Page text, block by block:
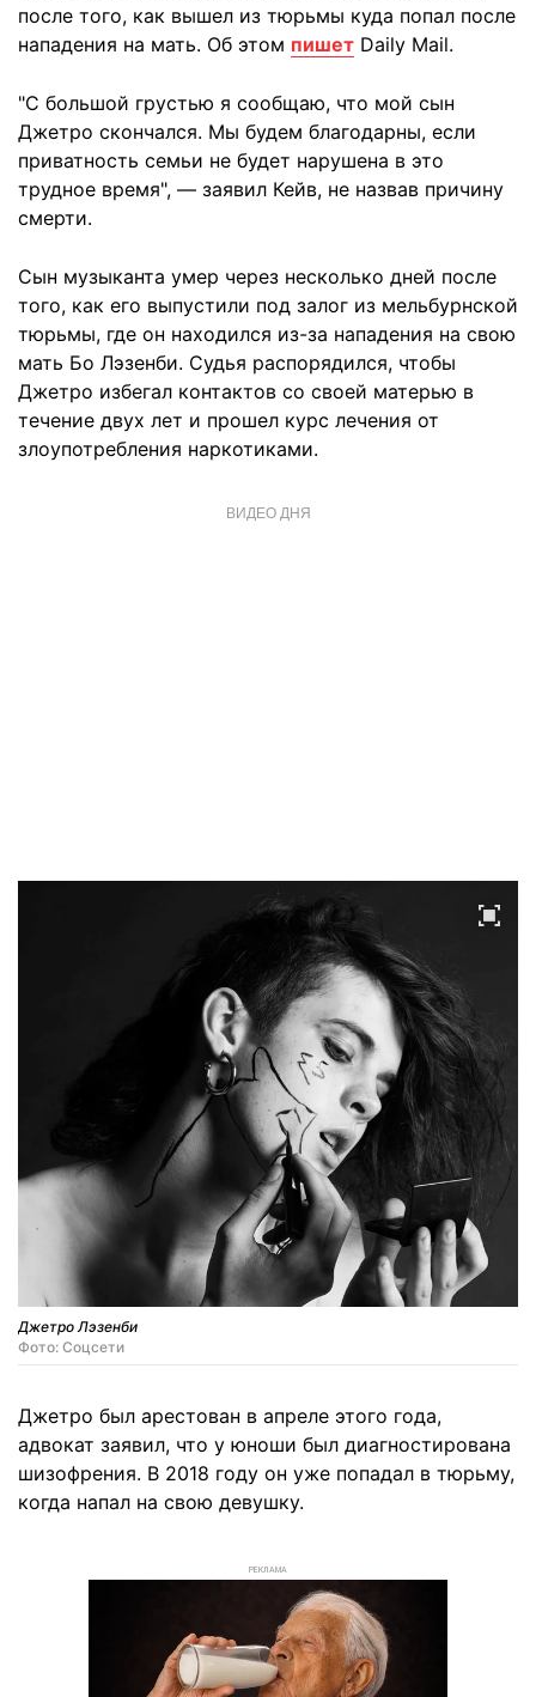
после того, как вышел из тюрьмы куда попал после
нападения на мать. Об этом пишет Daily Mail.
"С большой грустью я сообщаю, что мой сын
Джетро скончался. Мы будем благодарны, если
приватность семьи не будет нарушена в это
трудное время", — заявил Кейв, не назвав причину
смерти.
Сын музыканта умер через несколько дней после
того, как его выпустили под залог из мельбурнской
тюрьмы, где он находился из-за нападения на свою
мать Бо Лэзенби. Судья распорядился, чтобы
Джетро избегал контактов со своей матерью в
течение двух лет и прошел курс лечения от
злоупотребления наркотиками.
ВИДЕО ДНЯ
Джетро Лэзенби
Фото: Соцсети
Джетро был арестован в апреле этого года,
адвокат заявил, что у юноши был диагностирована
шизофрения. В 2018 году он уже попадал в тюрьму,
когда напал на свою девушку.
РЕКЛАМА